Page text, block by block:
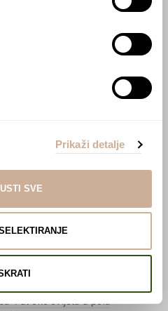
Prikaži detalje
SVE
oko svijeta
– Hrvatska iz zraka
postamenata
‘Put oko svijeta u pola